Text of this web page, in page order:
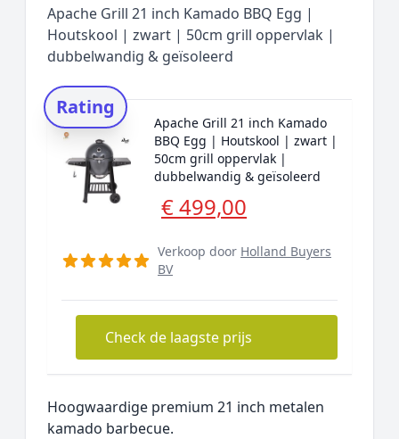
Apache Grill 21 inch Kamado BBQ Egg |
Houtskool | zwart | 50cm grill oppervlak |
dubbelwandig & geïsoleerd
Rating
Apache Grill 21 inch Kamado
BBQ Egg | Houtskool | zwart |
50cm grill oppervlak |
dubbelwandig & geïsoleerd
€ 499,00
Verkoop door Holland Buyers
BV
Check de laagste prijs
Hoogwaardige premium 21 inch metalen
kamado barbecue.